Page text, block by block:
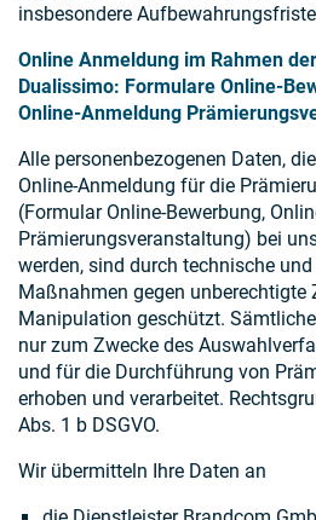
insbesondere
Online Anmeldung im Rahmen
Dualissimo: Formulare Online-
Online-Anmeldung
Alle personenbezogenen Daten,
Online-Anmeldung für die
(Formular Online-Bewerbung,
Prämierungsveranstaltung) bei
werden, sind durch technische
Maßnahmen gegen unberechtigte
Manipulation geschützt.
nur zum Zwecke des
und für die Durchführung von
erhoben und verarbeitet.
Abs. 1 b DSGVO.
Wir übermitteln Ihre Daten an